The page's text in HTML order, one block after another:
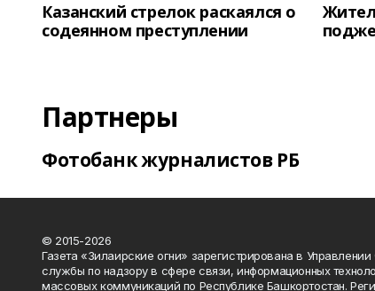
Казанский стрелок раскаялся о
содеянном преступлении
Партнеры
Фотобанк журналистов РБ
© 2015-2026
Газета «Зилаирские огни» зарегистрирована в
службы по надзору в сфере связи, информационных
массовых коммуникаций по Республике Башкортостан.